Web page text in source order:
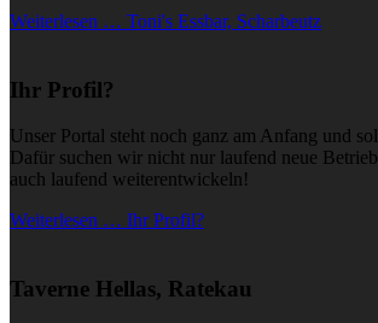
Weiterlesen … Toni's Essbar, Scharbeutz
Ihr Profil?
Unser Portal steht noch ganz am Anfang und
Dafür suchen wir nicht nur laufend neue
auch laufend weiterentwickeln!
Weiterlesen … Ihr Profil?
Taverne Hellas, Ratekau